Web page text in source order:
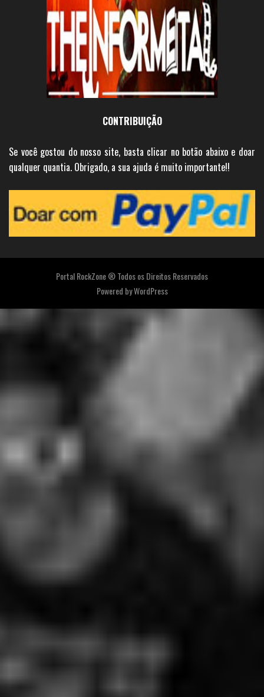
CONTRIBUIÇÃO
Se você gostou do nosso site, basta clicar no botão abaixo e doar
qualquer quantia. Obrigado, a sua ajuda é muito importante!!
Portal RockZone ® Todos os Direitos Reservados
Powered byWordPress